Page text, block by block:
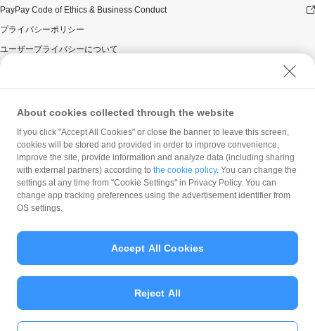
PayPay Code of Ethics & Business Conduct
プライバシーポリシー
ユーザープライバシーについて
ウェブサイト利用規約
反社会的勢力に対する方針
勧誘方針
マネロン等基本方針
カスタマーハラスメントに関する当社の考え方
© PayPay Corporation
About cookies collected through the website
If you click "Accept All Cookies" or close the banner to leave this screen,
cookies will be stored and provided in order to improve convenience,
improve the site, provide information and analyze data (including sharing
with external partners) according to the cookie policy. You can change the
settings at any time from "Cookie Settings" in Privacy Policy. You can
change app tracking preferences using the advertisement identifier from
OS settings.
Reject All
Accept All Cookies